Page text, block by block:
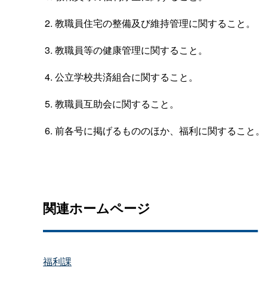
教職員住宅の整備及び維持管理に関すること。
教職員等の健康管理に関すること。
公立学校共済組合に関すること。
教職員互助会に関すること。
前各号に掲げるもののほか、福利に関すること。
関連ホームページ
福利課